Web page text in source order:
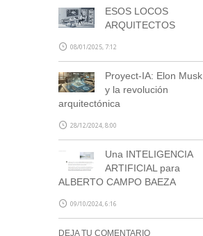
ESOS LOCOS
ARQUITECTOS
08/01/2025, 7:12
Proyect-IA: Elon Musk
y la revolución
arquitectónica
28/12/2024, 8:00
Una INTELIGENCIA
ARTIFICIAL para
ALBERTO CAMPO BAEZA
09/10/2024, 6:16
DEJA TU COMENTARIO